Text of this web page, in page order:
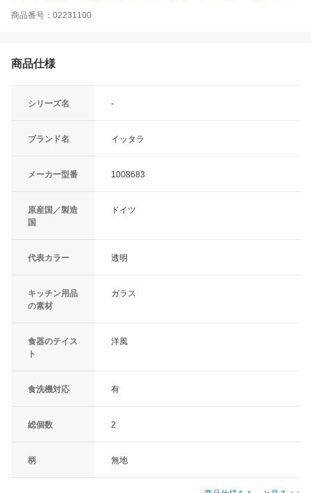
商品番号：02231100
商品仕様
シリーズ名 -
ブランド名 イッタラ
メーカー型番 1008683
原産国／製造
国
ドイツ
代表カラー 透明
キッチン用品
の素材
ガラス
食器のテイス
ト
洋風
食洗機対応 有
総個数 2
柄 無地